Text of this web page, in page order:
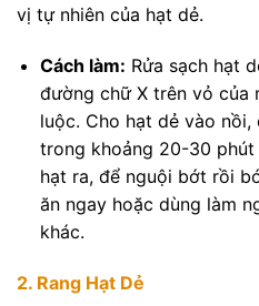
vị tự nhiên của hạt dẻ.
Cách làm: Rửa sạch hạt
đường chữ X trên vỏ của
luộc. Cho hạt dẻ vào
trong khoảng 20-30
hạt ra, để nguội bớt rồi
ăn ngay hoặc dùng làm
khác.
2. Rang Hạt Dẻ